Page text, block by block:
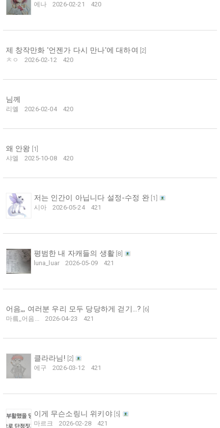
에나
2026-02-21 420
제 창작만화 '언젠가 다시 만나'에 대하여 [2
ㅊㅇ
2026-02-12 420
님께
리옐 2026-02-04 420
왜 안왕 1
샤엘
2025-10-08 420
저는 인간이 아닙니다 설정-수정 완 1
시아
2026-05-24 421
평범한 내 자캐들의 생활[ 8
luna_luar
2026-05-09 421
어음,,, 여러분 우리 모두 당당하게 걷기...? 6
마릌,,어음...
2026-04-23 421
클라라님! 2
에구
2026-03-12 421
이게 무슨소링니 위키야[ 5
마르크
2026-02-28 421